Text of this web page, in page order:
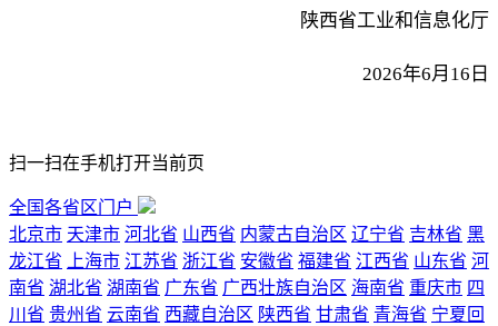
陕西省工业和信息化厅
2026年6月16日
扫一扫在手机打开当前页
全国各省区门户
北京市 天津市 河北省 山西省 内蒙古自治区 辽宁省 吉林省 黑
龙江省
上海市 江苏省 浙江省 安徽省 福建省 江西省 山东省 河
南省 湖北省 湖南省 广东省 广西壮族自治区 海南省 重庆市 四
川省 贵州省 云南省 西藏自治区 陕西省 甘肃省 青海省 宁夏回